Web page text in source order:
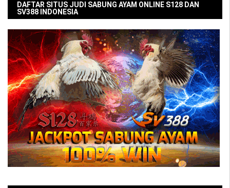
DAFTAR SITUS JUDI SABUNG AYAM ONLINE S128 DAN
SV388 INDONESIA